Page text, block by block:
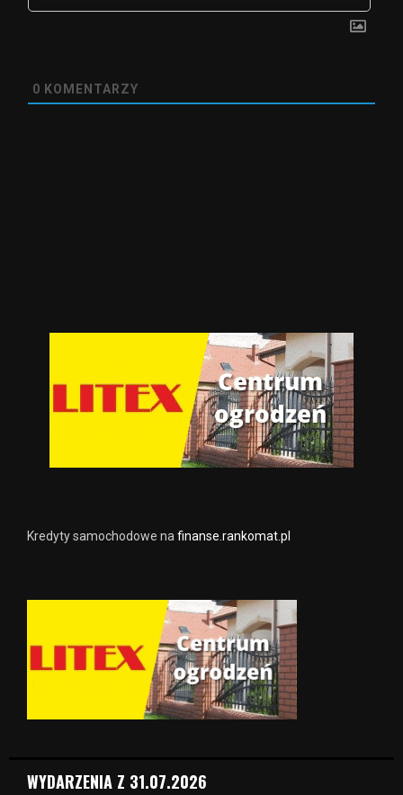
0 KOMENTARZY
Kredyty samochodowe na finanse.rankomat.pl
WYDARZENIA Z 31.07.2026